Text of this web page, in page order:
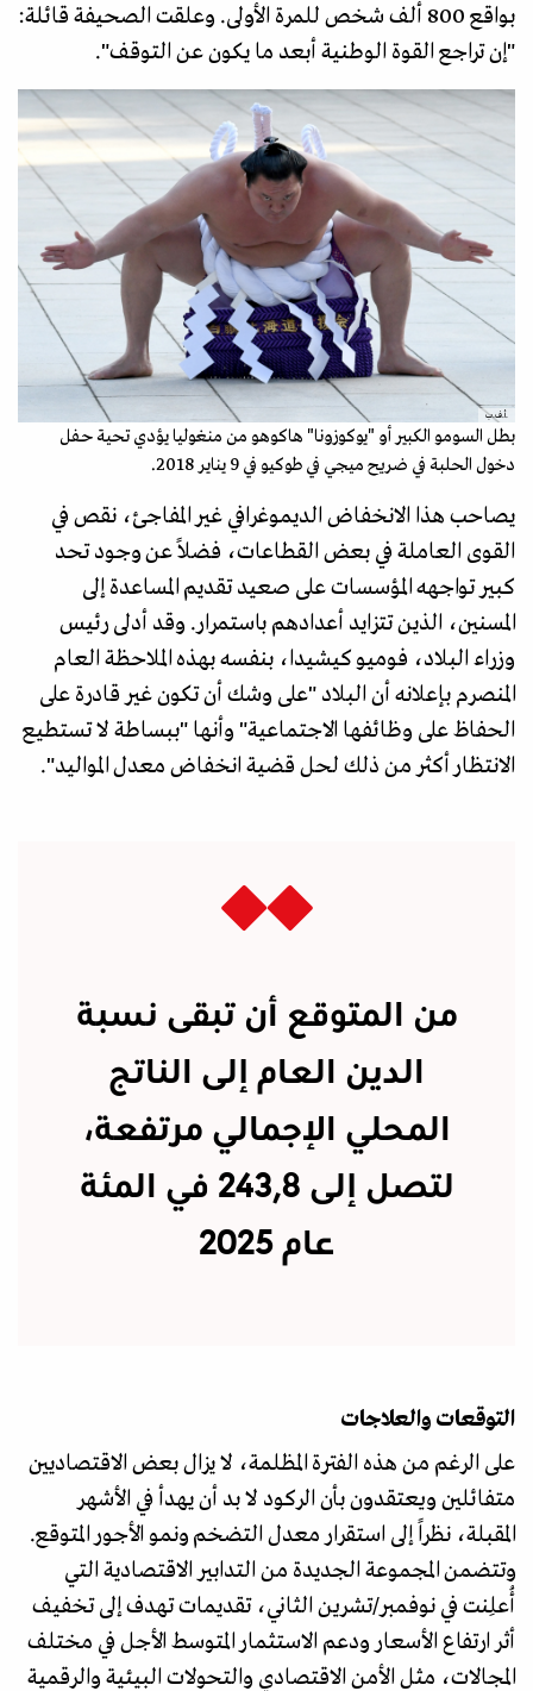
بواقع 800 ألف شخص للمرة الأولى. وعلقت الصحيفة قائلة:
"إن تراجع القوة الوطنية أبعد ما يكون عن التوقف".
.أ.ف.ب
بطل السومو الكبير أو "يوكوزونا" هاكوهو من منغوليا يؤدي تحية حفل
دخول الحلبة في ضريح ميجي في طوكيو في 9 يناير 2018.
يصاحب هذا الانخفاض الديموغرافي غير المفاجئ، نقص في
القوى العاملة في بعض القطاعات، فضلاً عن وجود تحد
كبير تواجهه المؤسسات على صعيد تقديم المساعدة إلى
المسنين، الذين تتزايد أعدادهم باستمرار. وقد أدلى رئيس
وزراء البلاد، فوميو كيشيدا، بنفسه بهذه الملاحظة العام
المنصرم بإعلانه أن البلاد "على وشك أن تكون غير قادرة على
الحفاظ على وظائفها الاجتماعية" وأنها "ببساطة لا تستطيع
الانتظار أكثر من ذلك لحل قضية انخفاض معدل المواليد".
من المتوقع أن تبقى نسبة
الدين العام إلى الناتج
المحلي الإجمالي مرتفعة،
لتصل إلى 243,8 في المئة
عام 2025
التوقعات والعلاجات
على الرغم من هذه الفترة المظلمة، لا يزال بعض الاقتصاديين
متفائلين ويعتقدون بأن الركود لا بد أن يهدأ في الأشهر
المقبلة، نظراً إلى استقرار معدل التضخم ونمو الأجور المتوقع.
وتتضمن المجموعة الجديدة من التدابير الاقتصادية التي
أُعلِنت في نوفمبر/تشرين الثاني، تقديمات تهدف إلى تخفيف
أثر ارتفاع الأسعار ودعم الاستثمار المتوسط الأجل في مختلف
المجالات، مثل الأمن الاقتصادي والتحولات البيئية والرقمية